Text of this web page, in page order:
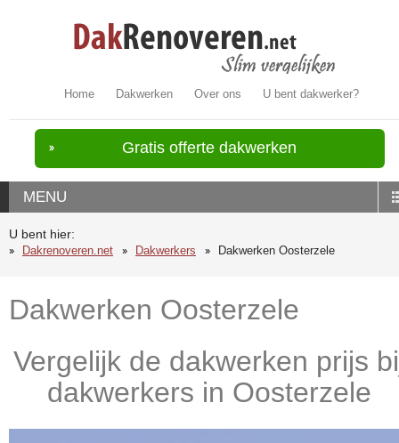
Home Dakwerken Over ons U bent dakwerker?
Gratis offerte dakwerken
MENU
U bent hier:
Dakrenoveren.net
Dakwerkers Dakwerken Oosterzele
Dakwerken Oosterzele
Vergelijk de dakwerken prijs
dakwerkers in Oosterzele